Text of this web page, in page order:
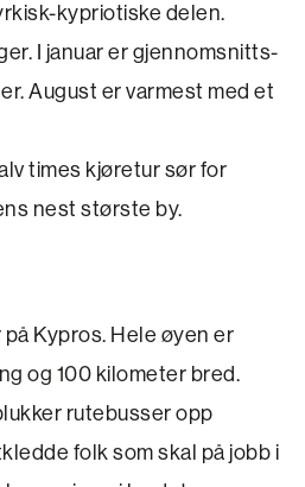
kypriotiske delen.
I januar er gjennomsnitts­
August er varmest med et
times kjøretur sør for
nest største by.
Kypros. Hele øyen er
og 100 kilo­meter bred.
rutebusser opp
folk som skal på jobb i